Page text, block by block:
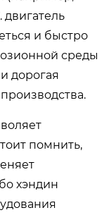
двигатель
и быстро
среды
дорогая
помнить,
хэндин